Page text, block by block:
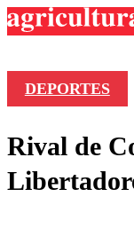
DEPORTES
Rival de